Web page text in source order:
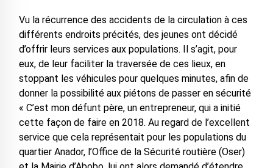
Vu la récurrence des accidents de la circulation à ces
différents endroits précités, des jeunes ont décidé
d’offrir leurs services aux populations. Il s’agit, pour
eux, de leur faciliter la traversée de ces lieux, en
stoppant les véhicules pour quelques minutes, afin de
donner la possibilité aux piétons de passer en sécurité
« C’est mon défunt père, un entrepreneur, qui a initié
cette façon de faire en 2018. Au regard de l’excellent
service que cela représentait pour les populations du
quartier Anador, l’Office de la Sécurité routière (Oser)